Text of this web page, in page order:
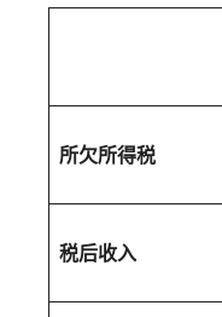
所欠所得税
税后收入